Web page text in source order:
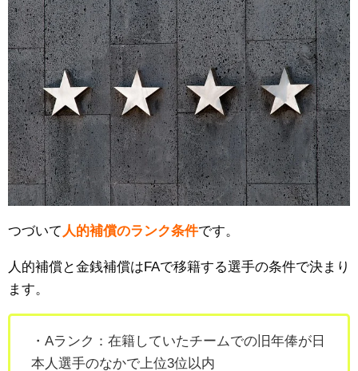
つづいて 人的補償のランク条件です。
人的補償と金銭補償はFAで移籍する選手の条件で決まり
ます。
・Aランク：在籍していたチームでの旧年俸が日
本人選手のなかで上位3位以内